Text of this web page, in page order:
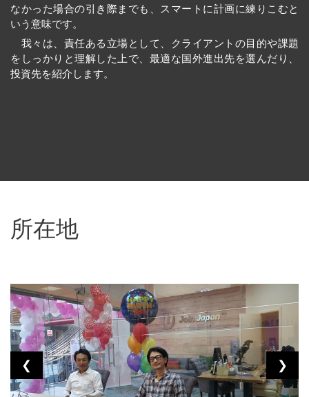
なかった場合の引き際までも、スマートに計画に練りこむと
いう意味です。
我々は、責任ある立場として、クライアントの目的や課題
をしっかりと理解した上で、最適な国外進出先を選んだり、
投資先を紹介します。
所在地
❮ ❯